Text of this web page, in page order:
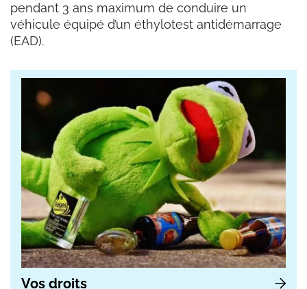
pendant 3 ans maximum de conduire un
véhicule équipé d’un éthylotest antidémarrage
(EAD).
Vos droits